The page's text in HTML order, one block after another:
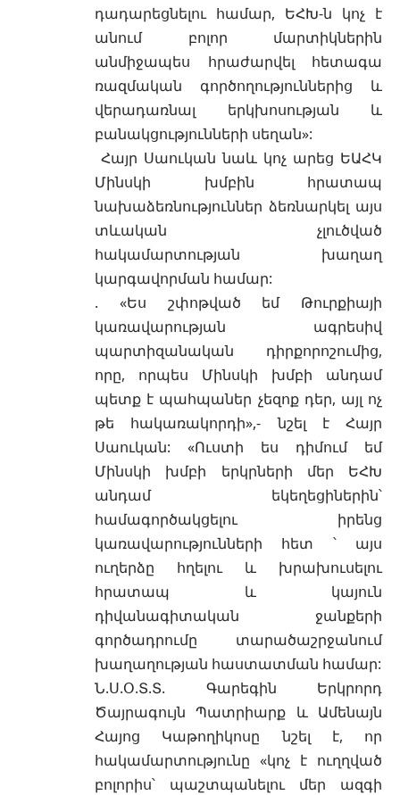
դադարեցնելու համար, ԵՀԽ-ն կոչ է
անում բոլոր մարտիկներին
անմիջապես հրաժարվել հետագա
ռազմական գործողություններից և
վերադառնալ երկխոսության և
բանակցությունների սեղան»:
Հայր Սաուկան նաև կոչ արեց ԵԱՀԿ
Մինսկի խմբին հրատապ
նախաձեռնություններ ձեռնարկել այս
տևական չլուծված
հակամարտության խաղաղ
կարգավորման համար:
. «Ես շփոթված եմ Թուրքիայի
կառավարության ագրեսիվ
պարտիզանական դիրքորոշումից,
որը, որպես Մինսկի խմբի անդամ
պետք է պահպաներ չեզոք դեր, այլ ոչ
թե հակառակորդի»,- նշել է Հայր
Սաուկան: «Ուստի ես դիմում եմ
Մինսկի խմբի երկրների մեր ԵՀԽ
անդամ եկեղեցիներին՝
համագործակցելու իրենց
կառավարությունների հետ ՝ այս
ուղերձը հղելու և խրախուսելու
հրատապ և կայուն
դիվանագիտական ջանքերի
գործադրումը տարածաշրջանում
խաղաղության հաստատման համար:
Ն.Ս.Օ.Տ.Տ. Գարեգին Երկրորդ
Ծայրագույն Պատրիարք և Ամենայն
Հայոց Կաթողիկոսը նշել է, որ
հակամարտությունը «կոչ է ուղղված
բոլորիս՝ պաշտպանելու մեր ազգի